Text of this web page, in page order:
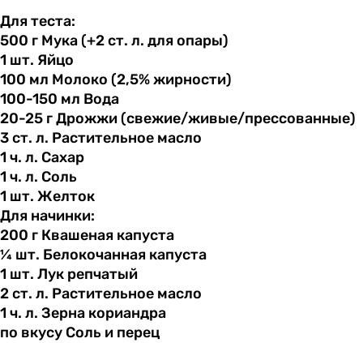
Для теста:
500 г Мука(+2 ст. л. для опары)
1 шт. Яйцо
100 мл Молоко (2,5% жирности)
100-150 мл Вода
20-25 гДрожжи(свежие/живые/прессованные)
3 ст. л. Растительное масло
1 ч. л. Сахар
1 ч. л. Соль
1 шт. Желток
Для начинки:
200 г Квашеная капуста
¼ шт. Белокочанная капуста
1 шт. Лук репчатый
2 ст. л. Растительное масло
1 ч. л. Зерна кориандра
по вкусу Соль и перец